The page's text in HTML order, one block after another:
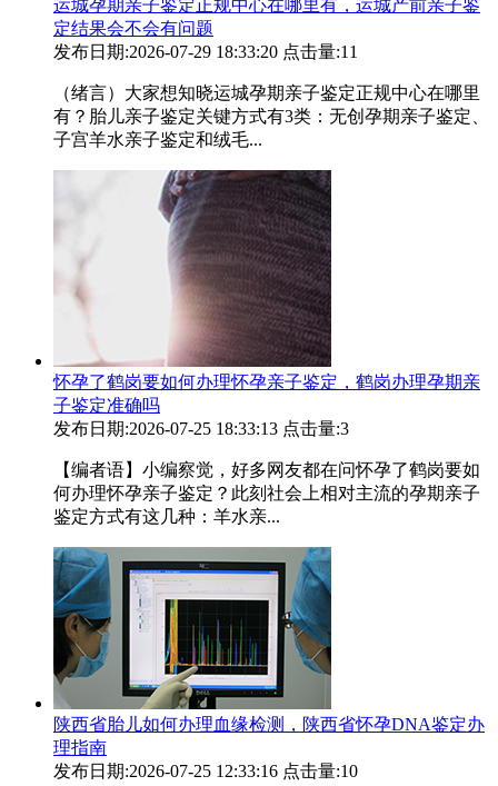
运城孕期亲子鉴定正规中心在哪里有，运城产前亲子鉴
定结果会不会有问题
发布日期:2026-07-29 18:33:20 点击量:11
（绪言）大家想知晓运城孕期亲子鉴定正规中心在哪里
有？胎儿亲子鉴定关键方式有3类：无创孕期亲子鉴定、
子宫羊水亲子鉴定和绒毛...
怀孕了鹤岗要如何办理怀孕亲子鉴定，鹤岗办理孕期亲
子鉴定准确吗
发布日期:2026-07-25 18:33:13 点击量:3
【编者语】小编察觉，好多网友都在问怀孕了鹤岗要如
何办理怀孕亲子鉴定？此刻社会上相对主流的孕期亲子
鉴定方式有这几种：羊水亲...
陕西省胎儿如何办理血缘检测，陕西省怀孕DNA鉴定办
理指南
发布日期:2026-07-25 12:33:16 点击量:10